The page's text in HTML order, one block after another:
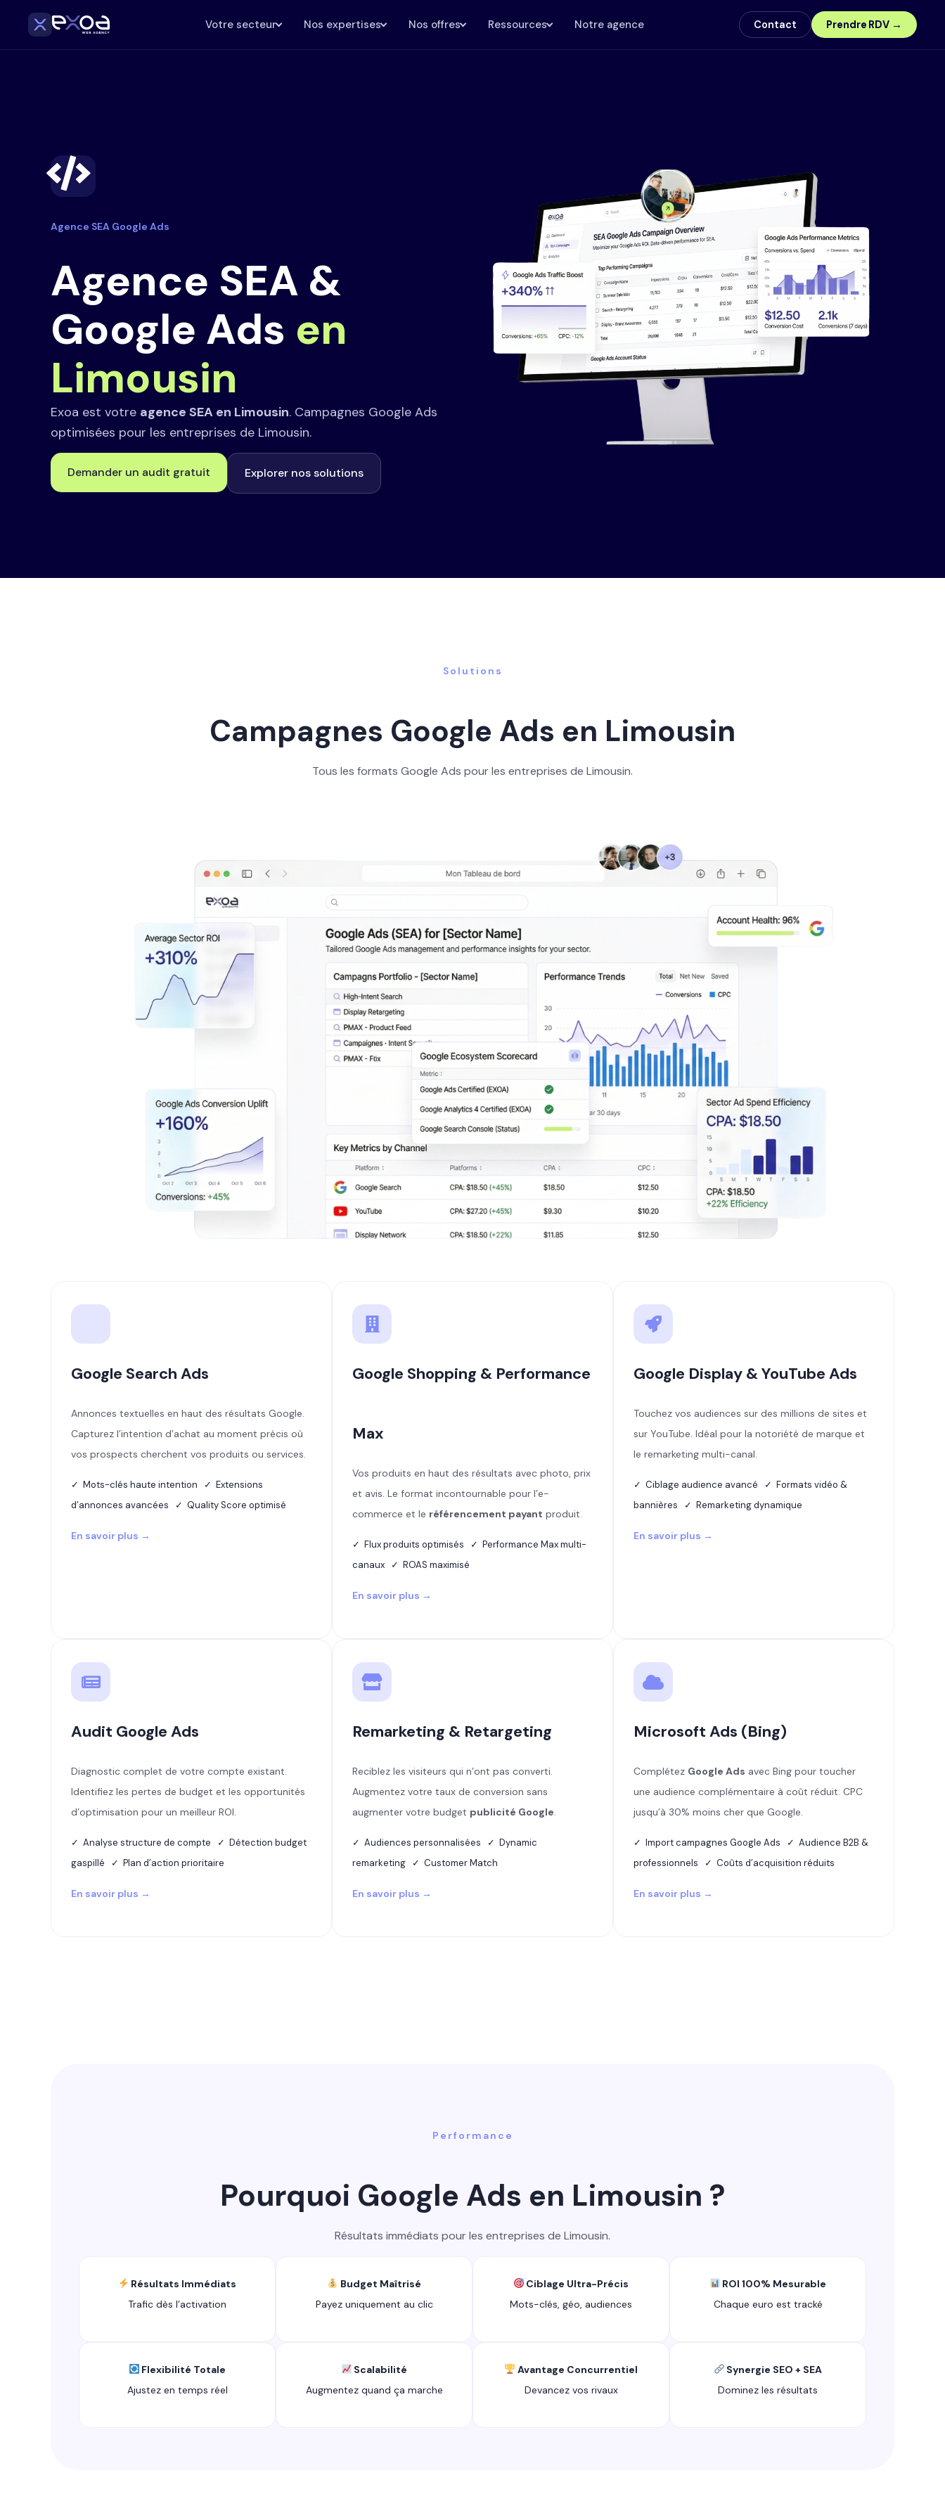
Votre secteur Nos expertises Nos offres Ressources Notre agence Contact Prendre RDV →
Agence SEA Google Ads
Agence SEA &
Google Ads en
Limousin
Exoa est votre agence SEA en Limousin. Campagnes Google Ads
optimisées pour les entreprises de Limousin.
Demander un audit gratuit Explorer nos solutions
Solutions
Campagnes Google Ads en Limousin
Tous les formats Google Ads pour les entreprises de Limousin.
Google Search Ads
Annonces textuelles en haut des résultats Google.
Capturez l’intention d’achat au moment précis où
vos prospects cherchent vos produits ou services.
✓ Mots-clés haute intention ✓ Extensions
d’annonces avancées ✓ Quality Score optimisé
En savoir plus →
Google Shopping & Performance
Max
Vos produits en haut des résultats avec photo, prix
et avis. Le format incontournable pour l’e-
commerce et le référencement payant produit.
✓ Flux produits optimisés ✓ Performance Max multi-
canaux ✓ ROAS maximisé
En savoir plus →
Google Display & YouTube Ads
Touchez vos audiences sur des millions de sites et
sur YouTube. Idéal pour la notoriété de marque et
le remarketing multi-canal.
✓ Ciblage audience avancé ✓ Formats vidéo &
bannières ✓ Remarketing dynamique
En savoir plus →
Audit Google Ads
Diagnostic complet de votre compte existant.
Identifiez les pertes de budget et les opportunités
d’optimisation pour un meilleur ROI.
✓ Analyse structure de compte ✓ Détection budget
gaspillé ✓ Plan d’action prioritaire
En savoir plus →
Remarketing & Retargeting
Reciblez les visiteurs qui n’ont pas converti.
Augmentez votre taux de conversion sans
augmenter votre budget publicité Google.
✓ Audiences personnalisées ✓ Dynamic
remarketing ✓ Customer Match
En savoir plus →
Microsoft Ads (Bing)
Complétez Google Ads avec Bing pour toucher
une audience complémentaire à coût réduit. CPC
jusqu’à 30% moins cher que Google.
✓ Import campagnes Google Ads ✓ Audience B2B &
professionnels ✓ Coûts d’acquisition réduits
En savoir plus →
Performance
Pourquoi Google Ads en Limousin ?
Résultats immédiats pour les entreprises de Limousin.
Résultats Immédiats
Trafic dès l’activation
Budget Maîtrisé
Payez uniquement au clic
Ciblage Ultra-Précis
Mots-clés, géo, audiences
ROI 100% Mesurable
Chaque euro est tracké
Flexibilité Totale
Ajustez en temps réel
Scalabilité
Augmentez quand ça marche
Avantage Concurrentiel
Devancez vos rivaux
Synergie SEO + SEA
Dominez les résultats